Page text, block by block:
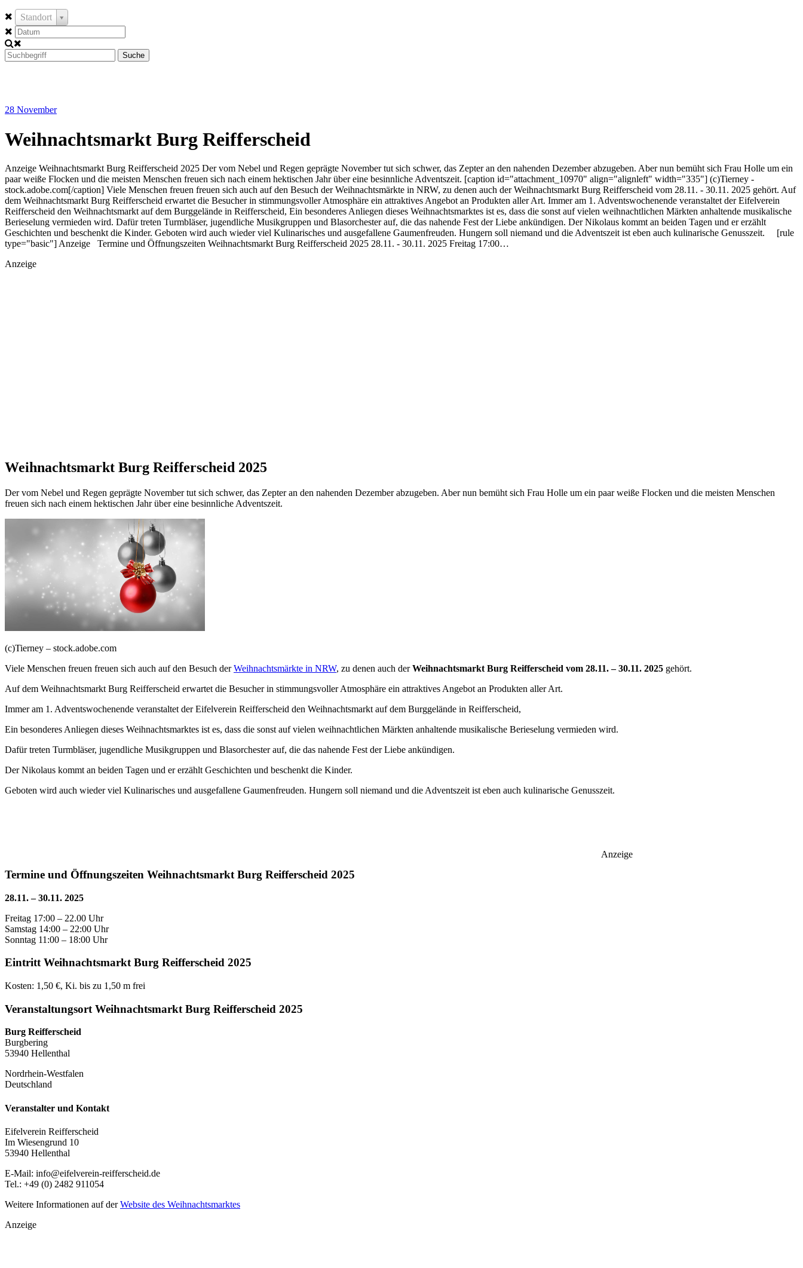
Standort
Suche
28 November
Weihnachtsmarkt Burg Reifferscheid
Anzeige Weihnachtsmarkt Burg Reifferscheid 2025 Der vom Nebel und Regen geprägte November tut sich schwer, das Zepter an den nahenden Dezember abzugeben. Aber nun bemüht sich Frau Holle um ein
paar weiße Flocken und die meisten Menschen freuen sich nach einem hektischen Jahr über eine besinnliche Adventszeit. [caption id="attachment_10970" align="alignleft" width="335"] (c)Tierney -
stock.adobe.com[/caption] Viele Menschen freuen freuen sich auch auf den Besuch der Weihnachtsmärkte in NRW, zu denen auch der Weihnachtsmarkt Burg Reifferscheid vom 28.11. - 30.11. 2025 gehört. Auf
dem Weihnachtsmarkt Burg Reifferscheid erwartet die Besucher in stimmungsvoller Atmosphäre ein attraktives Angebot an Produkten aller Art. Immer am 1. Adventswochenende veranstaltet der Eifelverein
Reifferscheid den Weihnachtsmarkt auf dem Burggelände in Reifferscheid, Ein besonderes Anliegen dieses Weihnachtsmarktes ist es, dass die sonst auf vielen weihnachtlichen Märkten anhaltende musikalische
Berieselung vermieden wird. Dafür treten Turmbläser, jugendliche Musikgruppen und Blasorchester auf, die das nahende Fest der Liebe ankündigen. Der Nikolaus kommt an beiden Tagen und er erzählt
Geschichten und beschenkt die Kinder. Geboten wird auch wieder viel Kulinarisches und ausgefallene Gaumenfreuden. Hungern soll niemand und die Adventszeit ist eben auch kulinarische Genusszeit. [rule
type="basic"] Anzeige Termine und Öffnungszeiten Weihnachtsmarkt Burg Reifferscheid 2025 28.11. - 30.11. 2025 Freitag 17:00…
Anzeige
Weihnachtsmarkt Burg Reifferscheid 2025
Der vom Nebel und Regen geprägte November tut sich schwer, das Zepter an den nahenden Dezember abzugeben. Aber nun bemüht sich Frau Holle um ein paar weiße Flocken und die meisten Menschen
freuen sich nach einem hektischen Jahr über eine besinnliche Adventszeit.
(c)Tierney – stock.adobe.com
Viele Menschen freuen freuen sich auch auf den Besuch derWeihnachtsmärkte in NRW, zu denen auch derWeihnachtsmarkt Burg Reifferscheid vom 28.11. – 30.11. 2025 gehört.
Auf dem Weihnachtsmarkt Burg Reifferscheid erwartet die Besucher in stimmungsvoller Atmosphäre ein attraktives Angebot an Produkten aller Art.
Immer am 1. Adventswochenende veranstaltet der Eifelverein Reifferscheid den Weihnachtsmarkt auf dem Burggelände in Reifferscheid,
Ein besonderes Anliegen dieses Weihnachtsmarktes ist es, dass die sonst auf vielen weihnachtlichen Märkten anhaltende musikalische Berieselung vermieden wird.
Dafür treten Turmbläser, jugendliche Musikgruppen und Blasorchester auf, die das nahende Fest der Liebe ankündigen.
Der Nikolaus kommt an beiden Tagen und er erzählt Geschichten und beschenkt die Kinder.
Geboten wird auch wieder viel Kulinarisches und ausgefallene Gaumenfreuden. Hungern soll niemand und die Adventszeit ist eben auch kulinarische Genusszeit.
Anzeige
Termine und Öffnungszeiten Weihnachtsmarkt Burg Reifferscheid 2025
28.11. – 30.11. 2025
Freitag 17:00 – 22.00 Uhr
Samstag 14:00 – 22:00 Uhr
Sonntag 11:00 – 18:00 Uhr
Eintritt Weihnachtsmarkt Burg Reifferscheid 2025
Kosten: 1,50 €, Ki. bis zu 1,50 m frei
Veranstaltungsort Weihnachtsmarkt Burg Reifferscheid 2025
Burg Reifferscheid
Burgbering
53940 Hellenthal
Nordrhein-Westfalen
Deutschland
Veranstalter und Kontakt
Eifelverein Reifferscheid
Im Wiesengrund 10
53940 Hellenthal
E-Mail: info@eifelverein-reifferscheid.de
Tel.: +49 (0) 2482 911054
Weitere Informationen auf derWebsite des Weihnachtsmarktes
Anzeige